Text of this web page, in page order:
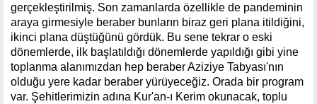
gerçekleştirilmiş. Son zamanlarda özellikle de pandeminin
araya girmesiyle beraber bunların biraz geri plana itildiğini,
ikinci plana düştüğünü gördük. Bu sene tekrar o eski
dönemlerde, ilk başlatıldığı dönemlerde yapıldığı gibi yine
toplanma alanımızdan hep beraber Aziziye Tabyası'nın
olduğu yere kadar beraber yürüyeceğiz. Orada bir program
var. Şehitlerimizin adına Kur'an-ı Kerim okunacak, toplu